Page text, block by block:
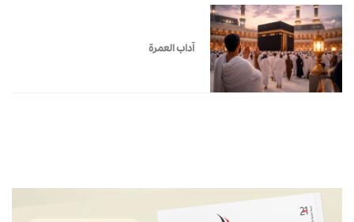
آداب العمرة